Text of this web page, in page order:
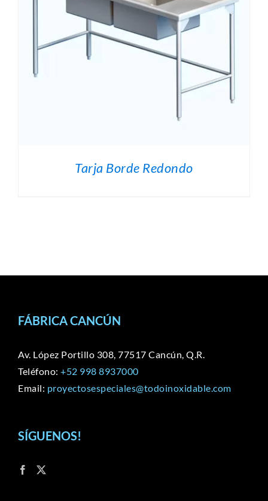
Tarja Borde Redondo
FÁBRICA CANCÚN
Av. López Portillo 308, 77517 Cancún, Q.R.
Teléfono: +52 998 8937000
Email: proyectosespeciales@todoinoxidable.com
SÍGUENOS!